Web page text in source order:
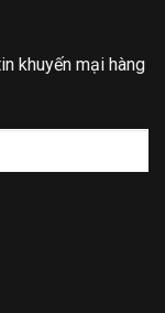
khuyến mại hàng